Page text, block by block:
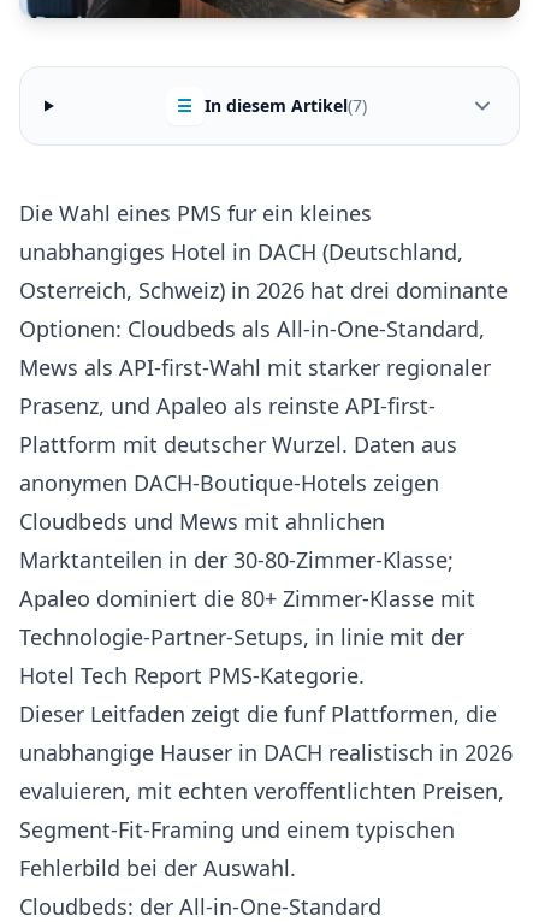
☰ In diesem Artikel(7)
Die Wahl eines PMS fur ein kleines
unabhangiges Hotel in DACH (Deutschland,
Osterreich, Schweiz) in 2026 hat drei dominante
Optionen: Cloudbeds als All-in-One-Standard,
Mews als API-first-Wahl mit starker regionaler
Prasenz, und Apaleo als reinste API-first-
Plattform mit deutscher Wurzel. Daten aus
anonymen DACH-Boutique-Hotels zeigen
Cloudbeds und Mews mit ahnlichen
Marktanteilen in der 30-80-Zimmer-Klasse;
Apaleo dominiert die 80+ Zimmer-Klasse mit
Technologie-Partner-Setups, in linie mit der
Hotel Tech Report PMS-Kategorie.
Dieser Leitfaden zeigt die funf Plattformen, die
unabhangige Hauser in DACH realistisch in 2026
evaluieren, mit echten veroffentlichten Preisen,
Segment-Fit-Framing und einem typischen
Fehlerbild bei der Auswahl.
Cloudbeds: der All-in-One-Standard